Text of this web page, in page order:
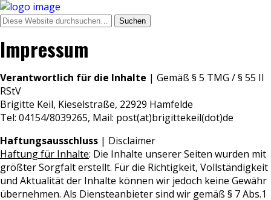
Impressum
Verantwortlich für die Inhalte | Gemäß § 5 TMG / § 55 II
RStV
Brigitte Keil, Kieselstraße, 22929 Hamfelde
Tel: 04154/8039265, Mail: post(at)brigittekeil(dot)de
Haftungsausschluss | Disclaimer
Haftung für Inhalte: Die Inhalte unserer Seiten wurden mit
größter Sorgfalt erstellt. Für die Richtigkeit, Vollständigkeit
und Aktualität der Inhalte können wir jedoch keine Gewähr
übernehmen. Als Diensteanbieter sind wir gemäß § 7 Abs.1